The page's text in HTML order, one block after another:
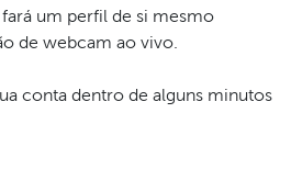
um perfil de si mesmo
de webcam ao vivo.
conta dentro de alguns minutos